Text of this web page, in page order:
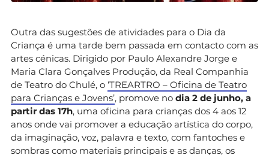
Outra das sugestões de atividades para o Dia da
Criança é uma tarde bem passada em contacto com as
artes cénicas. Dirigido por Paulo Alexandre Jorge e
Maria Clara Gonçalves Produção, da Real Companhia
de Teatro do Chulé, o ‘TREARTRO – Oficina de Teatro
para Crianças e Jovens’, promove no dia 2 de junho, a
partir das 17h, uma oficina para crianças dos 4 aos 12
anos onde vai promover a educação artística do corpo,
da imaginação, voz, palavra e texto, com fantoches e
sombras como materiais principais e as danças, os